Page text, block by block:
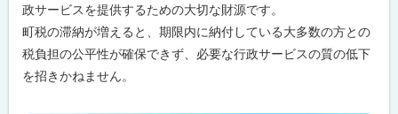
町
税
は
行
政
サ
政サービスを提供するための大切な財源です。
町税の滞納が増えると、期限内に納付している大多数の方との
税負担の公平性が確保できず、必要な行政サービスの質の低下
を招きかねません。